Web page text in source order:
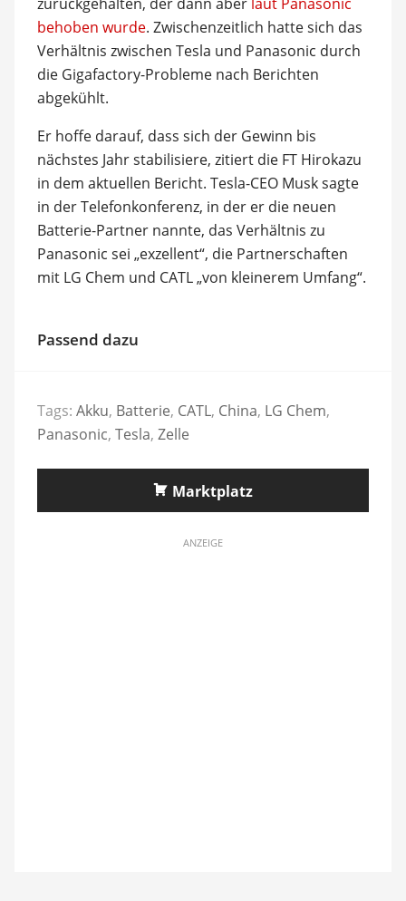
behoben wurde. Zwischenzeitlich hatte sich das
Verhältnis zwischen Tesla und Panasonic durch
die Gigafactory-Probleme nach Berichten
abgekühlt.
Er hoffe darauf, dass sich der Gewinn bis
nächstes Jahr stabilisiere, zitiert die FT Hirokazu
in dem aktuellen Bericht. Tesla-CEO Musk sagte
in der Telefonkonferenz, in der er die neuen
Batterie-Partner nannte, das Verhältnis zu
Panasonic sei „exzellent“, die Partnerschaften
mit LG Chem und CATL „von kleinerem Umfang“.
Passend dazu
Tags: Akku, Batterie, CATL, China, LG Chem,
Panasonic, Tesla, Zelle
Marktplatz
ANZEIGE